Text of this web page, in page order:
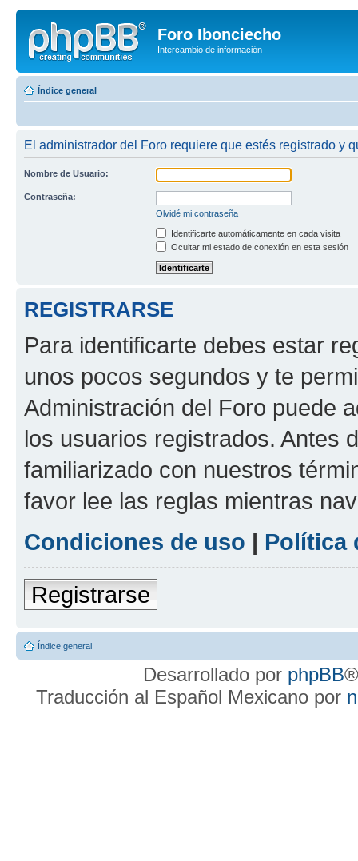
Foro Ibonciecho
Intercambio de información
Índice general
El administrador del Foro requiere que estés registrado y
Nombre de Usuario:
Contraseña:
Olvidé mi contraseña
Identificarte automáticamente en cada visita
Ocultar mi estado de conexión en esta sesión
REGISTRARSE
Para identificarte debes estar
unos pocos segundos y te
Administración del Foro puede
los usuarios registrados. Antes
familiarizado con nuestros
favor lee las reglas mientras
Condiciones de uso | Política
Registrarse
Índice general
Desarrollado por phpBB
Traducción al Español Mexicano por